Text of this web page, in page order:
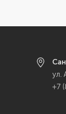
ул.
+7